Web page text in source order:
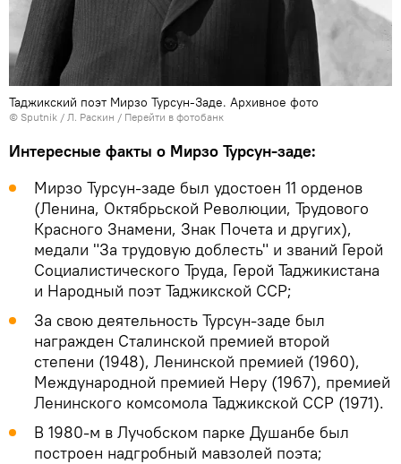
Таджикский поэт Мирзо Турсун-Заде. Архивное фото
© Sputnik / Л. Раскин / Перейти в фотобанк
Интересные факты о Мирзо Турсун-заде:
Мирзо Турсун-заде был удостоен 11 орденов
(Ленина, Октябрьской Революции, Трудового
Красного Знамени, Знак Почета и других),
медали "За трудовую доблесть" и званий Герой
Социалистического Труда, Герой Таджикистана
и Народный поэт Таджикской ССР;
За свою деятельность Турсун-заде был
награжден Сталинской премией второй
степени (1948), Ленинской премией (1960),
Международной премией Неру (1967), премией
Ленинского комсомола Таджикской ССР (1971).
В 1980-м в Лучобском парке Душанбе был
построен надгробный мавзолей поэта;